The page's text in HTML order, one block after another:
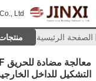
Ltd.
الصفحة الرئيسية
التشكيل للداخل